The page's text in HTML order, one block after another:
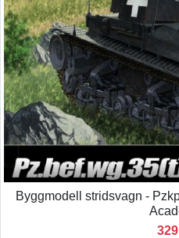
Byggmodell stridsvagn -